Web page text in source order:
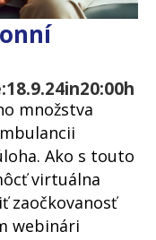
18.9.24in20:00h
množstva
Ako s touto
virtuálna
zaočkovanosť
webinári